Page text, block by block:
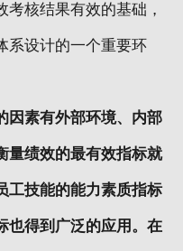
核结果有效的基础，
系设计的一个重要环
因素有外部环境、内部
量绩效的最有效指标就
工技能的能力素质指标
也得到广泛的应用。在